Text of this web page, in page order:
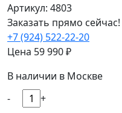
Артикул: 4803
Заказать прямо сейчас!
+7 (924) 522-22-20
Цена 59 990₽
В наличии в Москве
-
+